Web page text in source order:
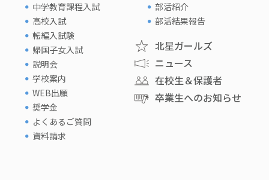
中学教育課程入試
高校入試
転編入試験
帰国子女入試
説明会
学校案内
WEB出願
奨学金
よくあるご質問
資料請求
部活紹介
部活結果報告
北星ガールズ
ニュース
在校生＆保護者
卒業生へのお知らせ